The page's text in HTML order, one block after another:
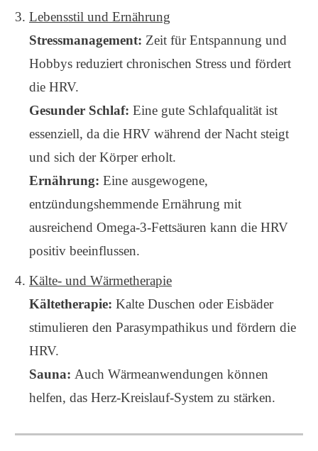
Lebensstil und Ernährung
Stressmanagement: Zeit für Entspannung und
Hobbys reduziert chronischen Stress und fördert
die HRV.
Gesunder Schlaf: Eine gute Schlafqualität ist
essenziell, da die HRV während der Nacht steigt
und sich der Körper erholt.
Ernährung: Eine ausgewogene,
entzündungshemmende Ernährung mit
ausreichend Omega-3-Fettsäuren kann die HRV
positiv beeinflussen.
Kälte- und Wärmetherapie
Kältetherapie: Kalte Duschen oder Eisbäder
stimulieren den Parasympathikus und fördern die
HRV.
Sauna: Auch Wärmeanwendungen können
helfen, das Herz-Kreislauf-System zu stärken.